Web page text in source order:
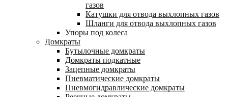
газов
Катушки для отвода выхлопных газов
Шланги для отвода выхлопных газов
Упоры под колеса
Домкраты
Бутылочные домкраты
Домкраты подкатные
Зацепные домкраты
Пневматические домкраты
Пневмогидравлические домкраты